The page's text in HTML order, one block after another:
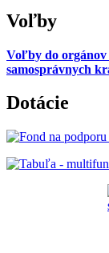
Voľby
Voľby do orgánov
samosprávnych
Dotácie